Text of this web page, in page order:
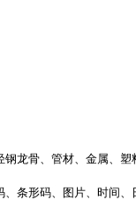
龙骨、管材、金属、塑
条形码、图片、时间、